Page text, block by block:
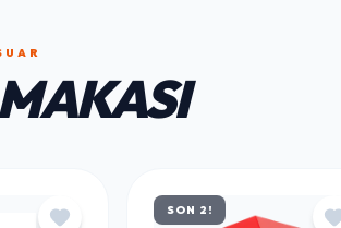
SON 2!